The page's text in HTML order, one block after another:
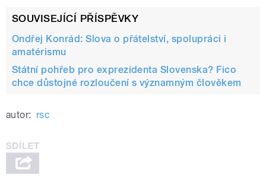
SOUVISEJÍCÍ PŘÍSPĚVKY
Ondřej Konrád: Slova o přátelství, spolupráci i
amatérismu
Státní pohřeb pro exprezidenta Slovenska? Fico
chce důstojné rozloučení s významným člověkem
autor: rsc